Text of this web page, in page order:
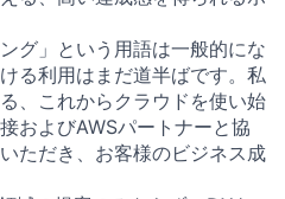
グ」という用語は一般的にな
る利用はまだ道半ばです。私
、これからクラウドを使い始
およびAWSパートナーと協
ただき、お客様のビジネス成